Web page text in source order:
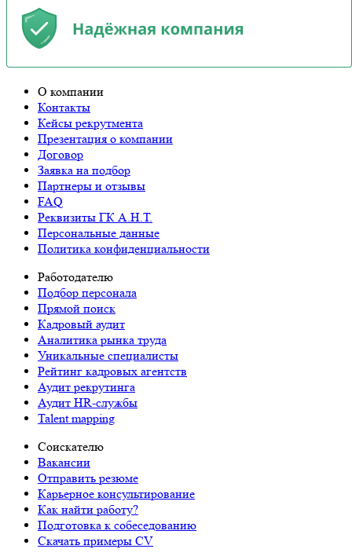
О компании
Контакты
Кейсы рекрутмента
Презентация о компании
Договор
Заявка на подбор
Партнеры и отзывы
FAQ
Реквизиты ГК А.Н.Т.
Персональные данные
Политика конфиденциальности
Работодателю
Подбор персонала
Прямой поиск
Кадровый аудит
Аналитика рынка труда
Уникальные специалисты
Рейтинг кадровых агентств
Аудит рекрутинга
Аудит HR-службы
Talent mapping
Соискателю
Вакансии
Отправить резюме
Карьерное консультирование
Как найти работу?
Подготовка к собеседованию
Cкачать примеры CV